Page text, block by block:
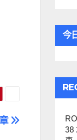
今
38